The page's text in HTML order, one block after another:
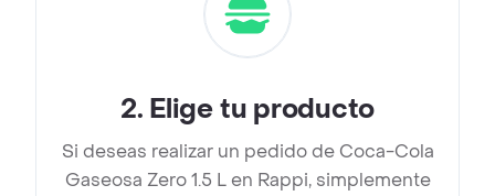
2. Elige tu producto
Si deseas realizar un pedido de Coca-Cola
Gaseosa Zero 1.5 L en Rappi, simplemente